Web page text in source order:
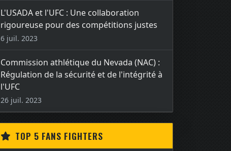
L'USADA et l'UFC : Une collaboration
rigoureuse pour des compétitions justes
6 juil. 2023
Commission athlétique du Nevada (NAC) :
Régulation de la sécurité et de l'intégrité à
l'UFC
26 juil. 2023
TOP 5 FANS FIGHTERS